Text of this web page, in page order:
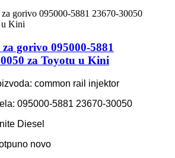
gorivo 095000-5881
za Toyotu u Kini
common rail injektor
095000-5881 23670-30050
Diesel
novo